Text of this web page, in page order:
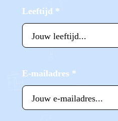
Leeftijd *
E-mailadres *